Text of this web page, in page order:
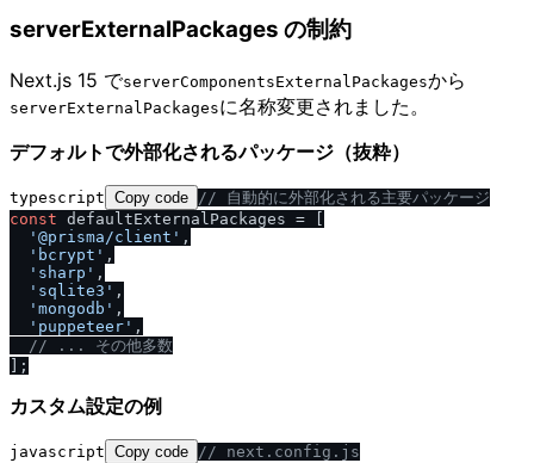
serverExternalPackages の制約
Next.js 15 でserverComponentsExternalPackagesから
serverExternalPackagesに名称変更されました。
デフォルトで外部化されるパッケージ（抜粋）
typescript Copy code // 自動的に外部化される主要パッケージ
const defaultExternalPackages = [
'@prisma/client' ,
'bcrypt' ,
'sharp' ,
'sqlite3' ,
'mongodb' ,
'puppeteer' ,
// ... その他多数
カスタム設定の例
javascript Copy code // next.config.js